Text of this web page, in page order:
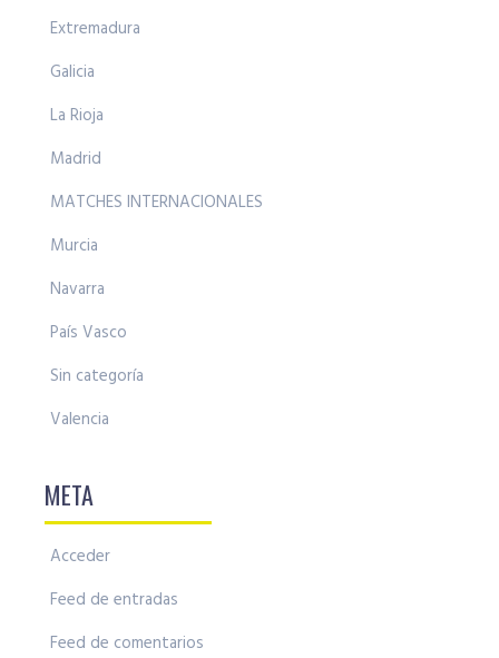
Extremadura
Galicia
La Rioja
Madrid
MATCHES INTERNACIONALES
Murcia
Navarra
País Vasco
Sin categoría
Valencia
META
Acceder
Feed de entradas
Feed de comentarios